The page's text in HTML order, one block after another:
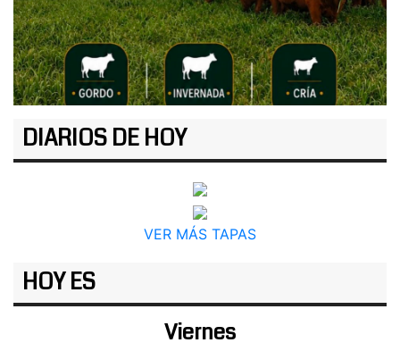
DIARIOS DE HOY
VER MÁS TAPAS
HOY ES
Viernes